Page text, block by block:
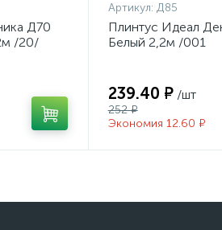
Д70
/20/
Артикул: Д85
Плинтус Идеал
Белый 2,2м /001
239.40 ₽ /шт
252 ₽
Экономия 12.60 ₽